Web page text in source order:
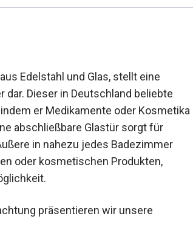
Edelstahl und Glas, stellt eine
Dieser in Deutschland beliebte
er Medikamente oder Kosmetika
abschließbare Glastür sorgt für
in nahezu jedes Badezimmer
oder kosmetischen Produkten,
präsentieren wir unsere